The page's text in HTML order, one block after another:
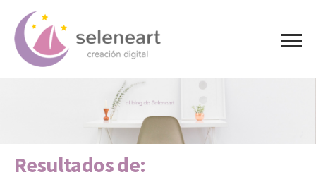
Resultados de: